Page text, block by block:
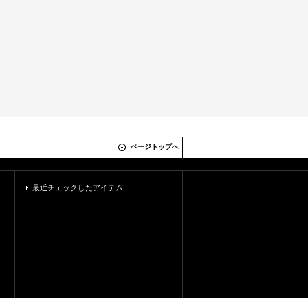
ページトップへ
最近チェックしたアイテム